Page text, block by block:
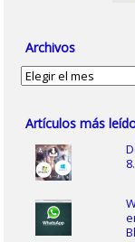
Archivos
Archivos
Artículos más